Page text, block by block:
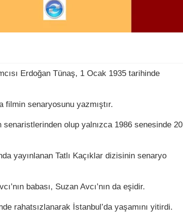
Erdoğan Tünaş, 1 Ocak 1935 tarihinde
filmin senaryosunu yazmıştır.
senaristlerinden olup yalnızca 1986 senesinde 20
yayınlanan Tatlı Kaçıklar dizisinin senaryo
babası, Suzan Avcı’nın da eşidir.
rahatsızlanarak İstanbul’da yaşamını yitirdi.